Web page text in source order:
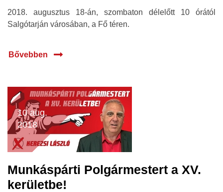
2018. augusztus 18-án, szombaton délelőtt 10 órától
Salgótarján városában, a Fő téren.
Bővebben
10 aug.
2018
Munkáspárti Polgármestert a XV.
kerületbe!